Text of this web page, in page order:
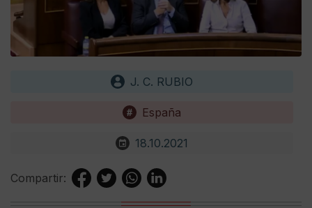
J. C. RUBIO
España
18.10.2021
Compartir: